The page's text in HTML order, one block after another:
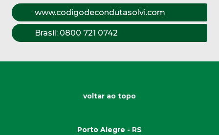
www.codigodecondutasolvi.com
Brasil: 0800 721 0742
voltar ao topo
Porto Alegre - RS